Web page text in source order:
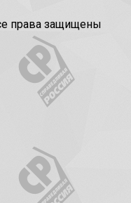
права защищены